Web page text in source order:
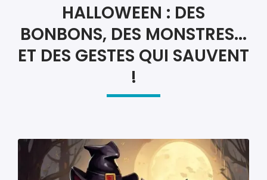
HALLOWEEN : DES
BONBONS, DES MONSTRES...
ET DES GESTES QUI SAUVENT
!